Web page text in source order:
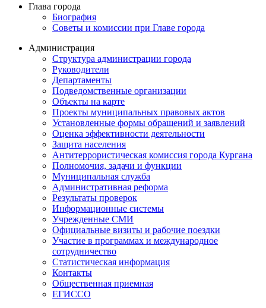
Глава города
Биография
Советы и комиссии при Главе города
Администрация
Структура администрации города
Руководители
Департаменты
Подведомственные организации
Объекты на карте
Проекты муниципальных правовых актов
Установленные формы обращений и заявлений
Оценка эффективности деятельности
Защита населения
Антитеррористическая комиссия города Кургана
Полномочия, задачи и функции
Муниципальная служба
Административная реформа
Результаты проверок
Информационные системы
Учрежденные СМИ
Официальные визиты и рабочие поездки
Участие в программах и международное
сотрудничество
Статистическая информация
Контакты
Общественная приемная
ЕГИССО